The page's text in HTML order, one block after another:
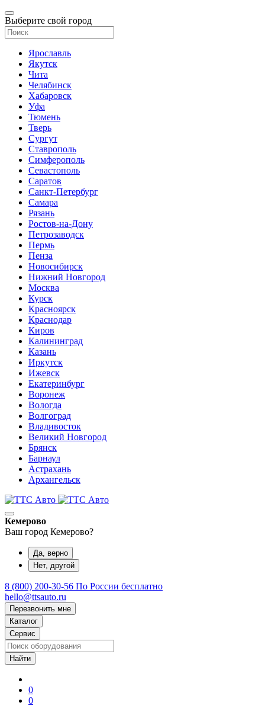
Выберите свой город
Ярославль
Якутск
Чита
Челябинск
Хабаровск
Уфа
Тюмень
Тверь
Сургут
Ставрополь
Симферополь
Севастополь
Саратов
Санкт-Петербург
Самара
Рязань
Ростов-на-Дону
Петрозаводск
Пермь
Пенза
Новосибирск
Нижний Новгород
Москва
Курск
Красноярск
Краснодар
Киров
Калининград
Казань
Иркутск
Ижевск
Екатеринбург
Воронеж
Вологда
Волгоград
Владивосток
Великий Новгород
Брянск
Барнаул
Астрахань
Архангельск
Кемерово
Ваш город Кемерово?
Да, верно
Нет, другой
8 (800) 200-30-56 По России бесплатно
hello@ttsauto.ru
Перезвонить мне
Каталог
Сервис
0
0